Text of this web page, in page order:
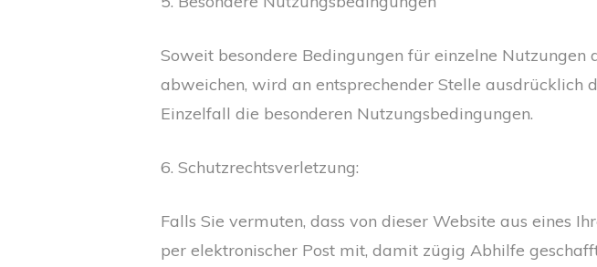
Soweit besondere Bedingungen für einzelne
abweichen, wird an entsprechender Stelle
Einzelfall die besonderen Nutzungsbedingungen.
6. Schutzrechtsverletzung:
Falls Sie vermuten, dass von dieser Website aus eines
per elektronischer Post mit, damit zügig Abhilfe